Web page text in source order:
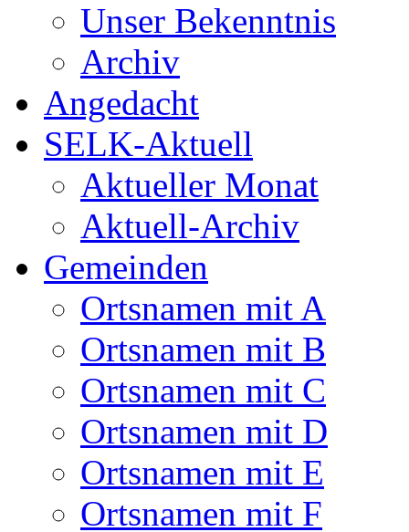
Unser Bekenntnis
Archiv
Angedacht
SELK-Aktuell
Aktueller Monat
Aktuell-Archiv
Gemeinden
Ortsnamen mit A
Ortsnamen mit B
Ortsnamen mit C
Ortsnamen mit D
Ortsnamen mit E
Ortsnamen mit F